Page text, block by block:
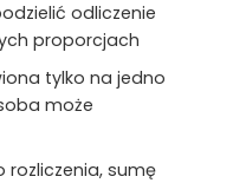
odliczenie
proporcjach
tylko na jedno
może
rozliczenia, sumę